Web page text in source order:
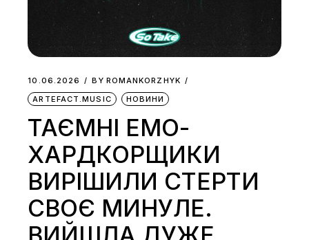
10.06.2026 BY ROMANKORZHYK
ARTEFACT.MUSIC
НОВИНИ
ТАЄМНІ ЕМО-
ХАРДКОРЩИКИ
ВИРІШИЛИ СТЕРТИ
СВОЄ МИНУЛЕ.